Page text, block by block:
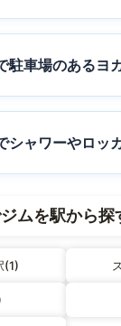
駐車場のあるヨ
シャワーやロッ
ムを駅から探
(1)